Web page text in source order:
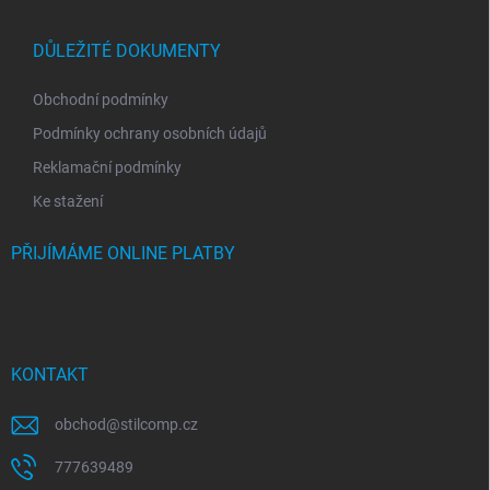
DŮLEŽITÉ DOKUMENTY
Obchodní podmínky
Podmínky ochrany osobních údajů
Reklamační podmínky
Ke stažení
PŘIJÍMÁME ONLINE PLATBY
KONTAKT
obchod@stilcomp.cz
777639489